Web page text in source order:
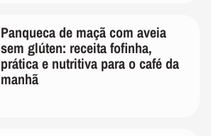
Panqueca de maçã com aveia
sem glúten: receita fofinha,
prática e nutritiva para o café da
manhã